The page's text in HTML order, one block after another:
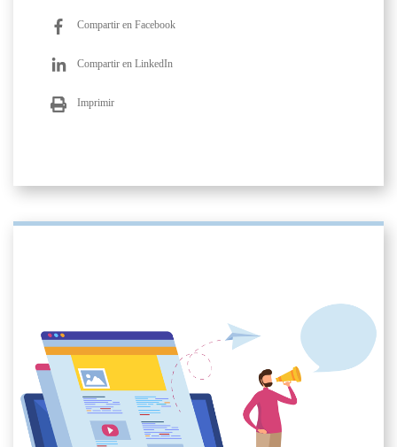
Compartir en Facebook
Compartir en LinkedIn
Imprimir